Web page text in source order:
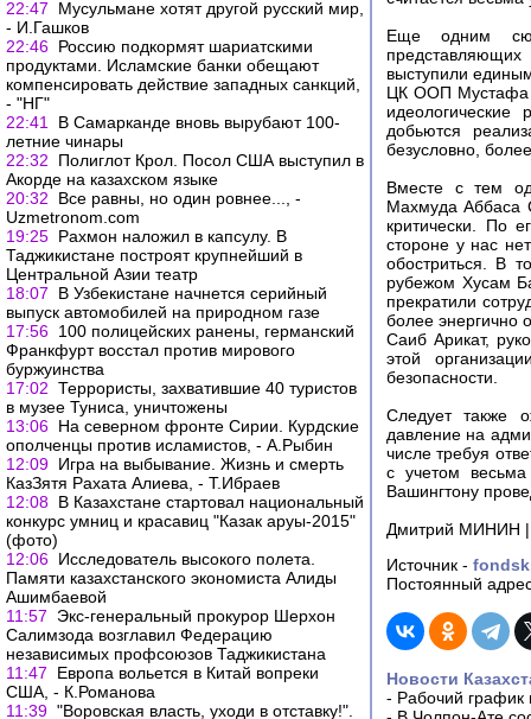
22:47
Мусульмане хотят другой русский мир,
- И.Гашков
22:46 Россию подкормят шариатскими
продуктами. Исламские банки обещают
компенсировать действие западных санкций,
- "НГ"
22:41
В Самарканде вновь вырубают 100-
летние чинары
22:32
Полиглот Крол. Посол США выступил в
Акорде на казахском языке
20:32
Все равны, но один ровнее..., -
Uzmetronom.com
19:25 Рахмон наложил в капсулу. В
Таджикистане построят крупнейший в
Центральной Азии театр
18:07
В Узбекистане начнется серийный
выпуск автомобилей на природном газе
17:56 100 полицейских ранены, германский
Франкфурт восстал против мирового
буржуинства
17:02 Террористы, захватившие 40 туристов
в музее Туниса, уничтожены
13:06 На северном фронте Сирии. Курдские
ополченцы против исламистов, - А.Рыбин
12:09 Игра на выбывание. Жизнь и смерть
КазЗятя Рахата Алиева, - Т.Ибраев
12:08 В Казахстане стартовал национальный
конкурс умниц и красавиц "Казак аруы-2015"
(фото)
12:06 Исследователь высокого полета.
Памяти казахстанского экономиста Алиды
Ашимбаевой
11:57
Экс-генеральный прокурор Шерхон
Салимзода возглавил Федерацию
независимых профсоюзов Таджикистана
11:47
Европа вольется в Китай вопреки
США, - К.Романова
11:39 "Воровская власть, уходи в отставку!".
Еще одним
выступили
ЦК ООП Мустафа
добьются
безусловно,
Вместе с тем
Махмуда Аббаса
критически. По
стороне у нас
обостриться. В
рубежом Хусам
прекратили
более энергично
Саиб Арикат,
этой
безопасности.
Следует также
давление на
числе требуя
с учетом
Вашингтону
Дмитрий МИНИН |
Источник -
Постоянный
Новости
- Рабочий график